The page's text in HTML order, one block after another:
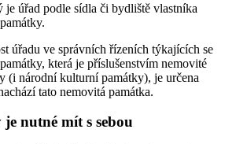
je úřad podle sídla či bydliště vlastníka
úřadu ve správních řízeních týkajících se
která je příslušenstvím nemovité
(i národní kulturní památky), je určena
tato nemovitá památka.
nutné mít s sebou